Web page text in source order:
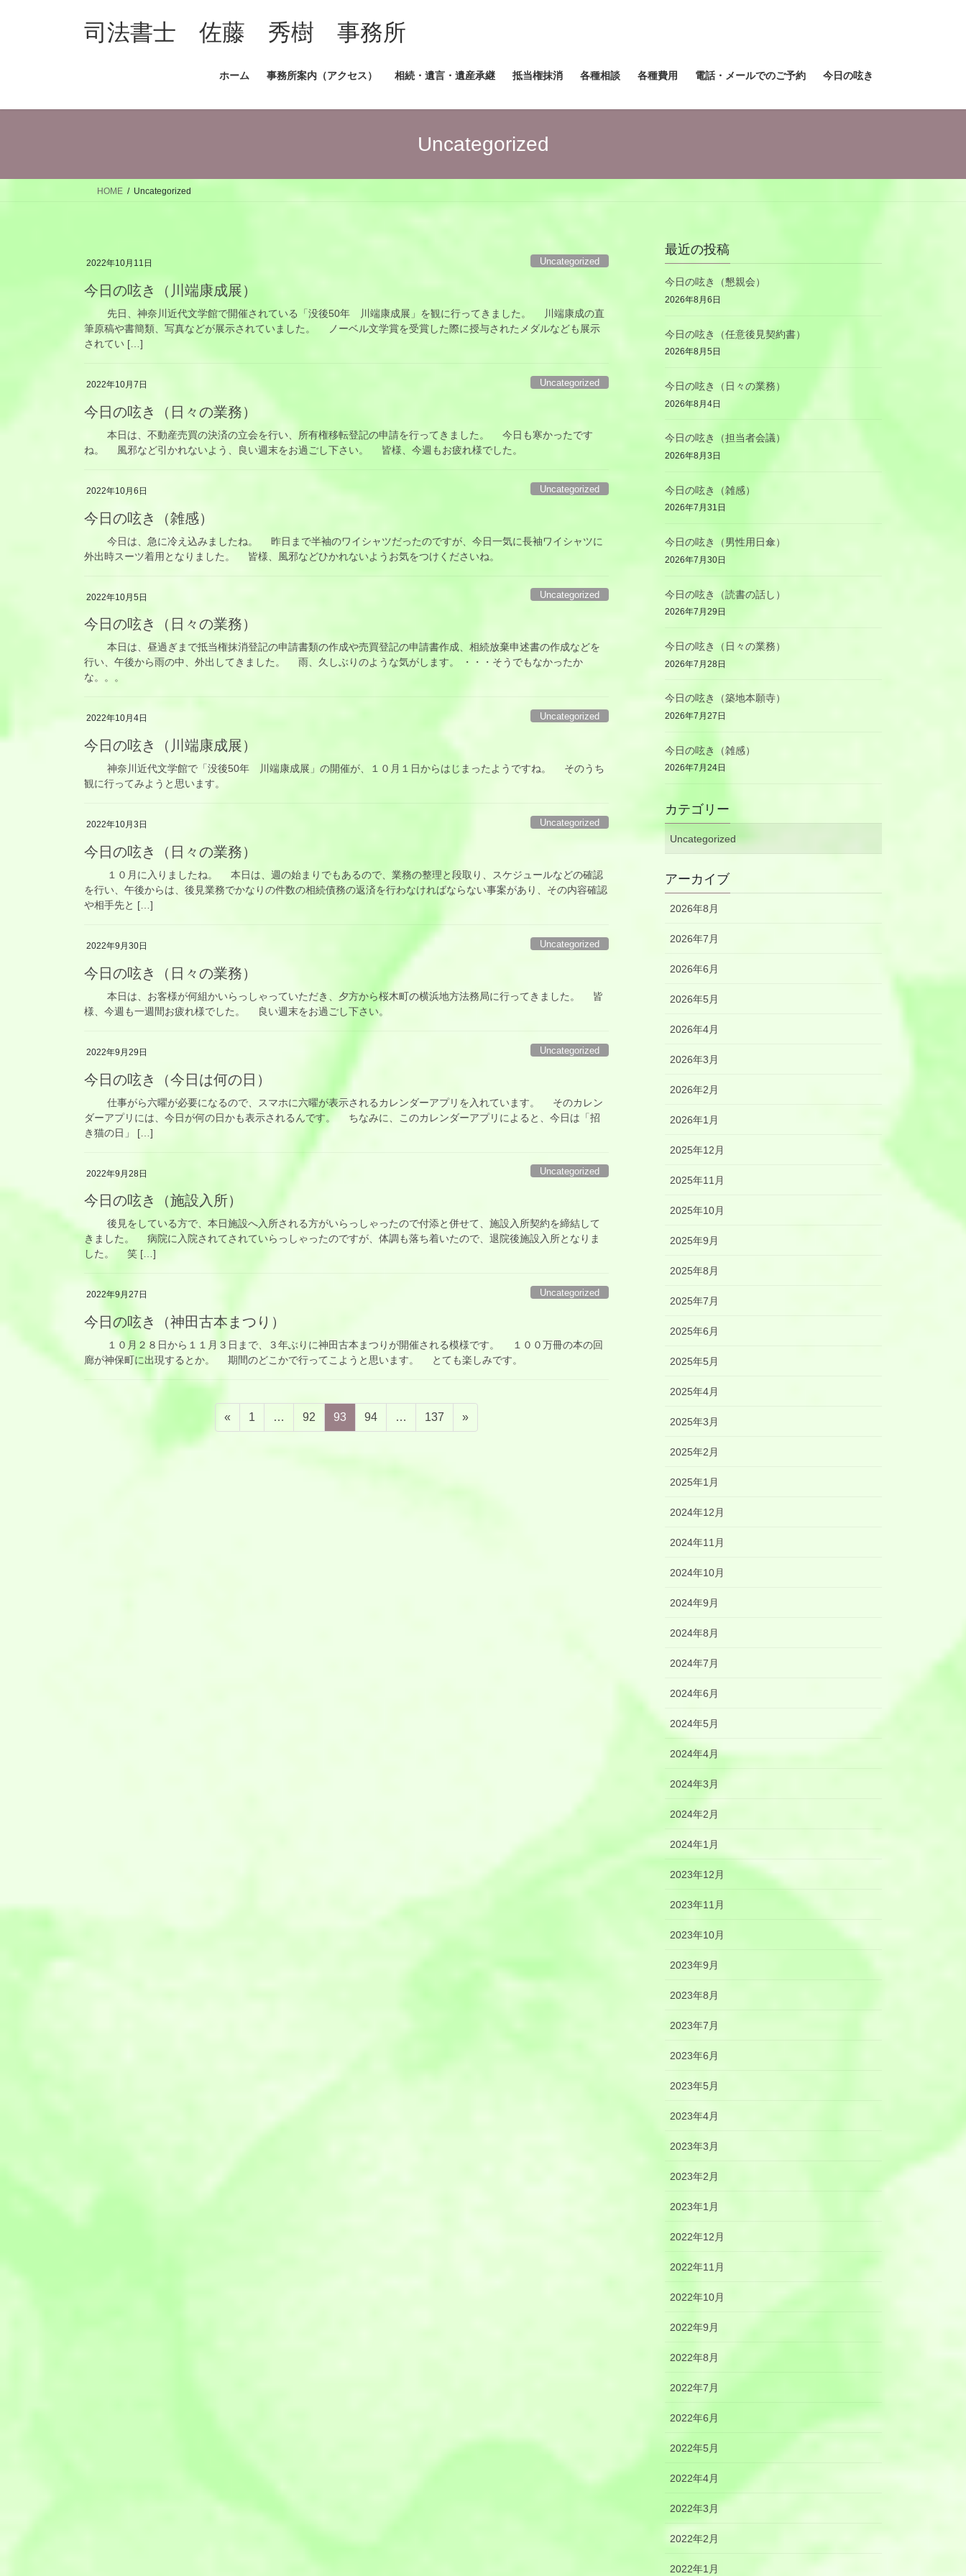
ス
ン
司法書士 佐藤 秀樹 事務所
ホーム 事務所案内（アクセス） 相続・遺言・遺産承継 抵当権抹消 各種相談 各種費用 電話・メールでのご予約 今日の呟き
Uncategorized
HOME Uncategorized
2022年10月11日 Uncategorized
今日の呟き（川端康成展）
先日、神奈川近代文学館で開催されている「没後50年 川端康成展」を観に行ってきました。 川端康成の直
筆原稿や書簡類、写真などが展示されていました。 ノーベル文学賞を受賞した際に授与されたメダルなども展示
されてい […]
2022年10月7日 Uncategorized
今日の呟き（日々の業務）
本日は、不動産売買の決済の立会を行い、所有権移転登記の申請を行ってきました。 今日も寒かったです
ね。 風邪など引かれないよう、良い週末をお過ごし下さい。 皆様、今週もお疲れ様でした。
2022年10月6日 Uncategorized
今日の呟き（雑感）
今日は、急に冷え込みましたね。 昨日まで半袖のワイシャツだったのですが、今日一気に長袖ワイシャツに
外出時スーツ着用となりました。 皆様、風邪などひかれないようお気をつけくださいね。
2022年10月5日 Uncategorized
今日の呟き（日々の業務）
本日は、昼過ぎまで抵当権抹消登記の申請書類の作成や売買登記の申請書作成、相続放棄申述書の作成などを
行い、午後から雨の中、外出してきました。 雨、久しぶりのような気がします。 ・・・そうでもなかったか
な。。。
2022年10月4日 Uncategorized
今日の呟き（川端康成展）
神奈川近代文学館で「没後50年 川端康成展」の開催が、１０月１日からはじまったようですね。 そのうち
観に行ってみようと思います。
2022年10月3日 Uncategorized
今日の呟き（日々の業務）
１０月に入りましたね。 本日は、週の始まりでもあるので、業務の整理と段取り、スケジュールなどの確認
を行い、午後からは、後見業務でかなりの件数の相続債務の返済を行わなければならない事案があり、その内容確認
や相手先と […]
2022年9月30日 Uncategorized
今日の呟き（日々の業務）
本日は、お客様が何組かいらっしゃっていただき、夕方から桜木町の横浜地方法務局に行ってきました。 皆
様、今週も一週間お疲れ様でした。 良い週末をお過ごし下さい。
2022年9月29日 Uncategorized
今日の呟き（今日は何の日）
仕事がら六曜が必要になるので、スマホに六曜が表示されるカレンダーアプリを入れています。 そのカレン
ダーアプリには、今日が何の日かも表示されるんです。 ちなみに、このカレンダーアプリによると、今日は「招
き猫の日」 […]
2022年9月28日 Uncategorized
今日の呟き（施設入所）
後見をしている方で、本日施設へ入所される方がいらっしゃったので付添と併せて、施設入所契約を締結して
きました。 病院に入院されてされていらっしゃったのですが、体調も落ち着いたので、退院後施設入所となりま
した。 笑 […]
2022年9月27日 Uncategorized
今日の呟き（神田古本まつり）
１０月２８日から１１月３日まで、３年ぶりに神田古本まつりが開催される模様です。 １００万冊の本の回
廊が神保町に出現するとか。 期間のどこかで行ってこようと思います。 とても楽しみです。
«
固
定
1 …
固
定
92
固
定
93
固
定
94 …
固
定
137 »
最近の投稿
今日の呟き（懇親会）
2026年8月6日
今日の呟き（任意後見契約書）
2026年8月5日
今日の呟き（日々の業務）
2026年8月4日
今日の呟き（担当者会議）
2026年8月3日
今日の呟き（雑感）
2026年7月31日
今日の呟き（男性用日傘）
2026年7月30日
今日の呟き（読書の話し）
2026年7月29日
今日の呟き（日々の業務）
2026年7月28日
今日の呟き（築地本願寺）
2026年7月27日
今日の呟き（雑感）
2026年7月24日
カテゴリー
Uncategorized
アーカイブ
2026年8月
2026年7月
2026年6月
2026年5月
2026年4月
2026年3月
2026年2月
2026年1月
2025年12月
2025年11月
2025年10月
2025年9月
2025年8月
2025年7月
2025年6月
2025年5月
2025年4月
2025年3月
2025年2月
2025年1月
2024年12月
2024年11月
2024年10月
2024年9月
2024年8月
2024年7月
2024年6月
2024年5月
2024年4月
2024年3月
2024年2月
2024年1月
2023年12月
2023年11月
2023年10月
2023年9月
2023年8月
2023年7月
2023年6月
2023年5月
2023年4月
2023年3月
2023年2月
2023年1月
2022年12月
2022年11月
2022年10月
2022年9月
2022年8月
2022年7月
2022年6月
2022年5月
2022年4月
2022年3月
2022年2月
2022年1月